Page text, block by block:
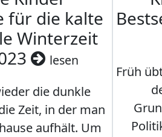
für die kalte
Winterzeit
lesen
die dunkle
Zeit, in der man
aufhält. Um
Früh